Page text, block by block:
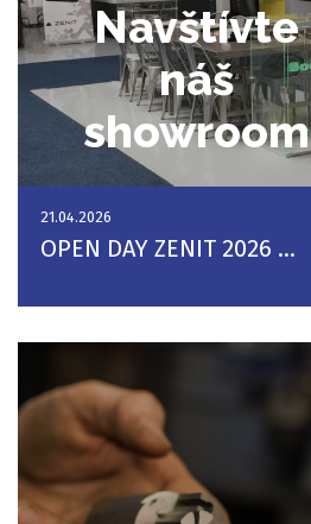
Navštívte
náš
showroom
21.04.2026
OPEN DAY ZENIT 2026 ...